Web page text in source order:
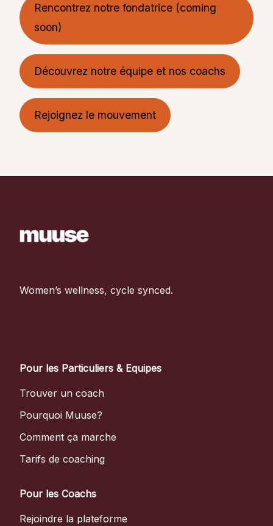
Rencontrez notre fondatrice (coming
soon)
Découvrez notre équipe et nos coachs
Rejoignez le mouvement
Women’s wellness, cycle synced.
Pour les Particuliers & Equipes
Trouver un coach
Pourquoi Muuse?
Comment ça marche
Tarifs de coaching
Pour les Coachs
Rejoindre la plateforme